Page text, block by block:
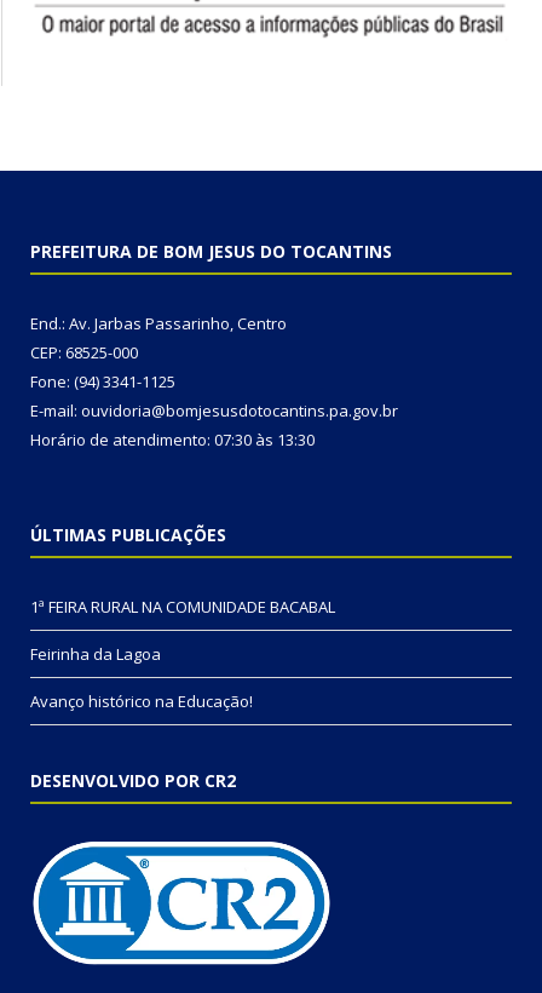
PREFEITURA DE BOM JESUS DO TOCANTINS
End.: Av. Jarbas Passarinho, Centro
CEP: 68525-000
Fone: (94) 3341-1125
E-mail: ouvidoria@bomjesusdotocantins.pa.gov.br
Horário de atendimento: 07:30 às 13:30
ÚLTIMAS PUBLICAÇÕES
1ª FEIRA RURAL NA COMUNIDADE BACABAL
Feirinha da Lagoa
Avanço histórico na Educação!
DESENVOLVIDO POR CR2